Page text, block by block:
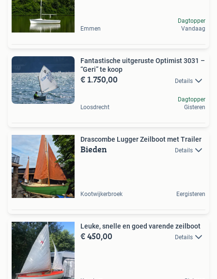
Emmen
Dagtopper
Vandaag
Fantastische uitgeruste Optimist 3031 –
“Geri” te koop
€ 1.750,00 Details
Loosdrecht
Dagtopper
Gisteren
Drascombe Lugger Zeilboot met Trailer
Bieden Details
Kootwijkerbroek Eergisteren
Leuke, snelle en goed varende zeilboot
€ 450,00 Details